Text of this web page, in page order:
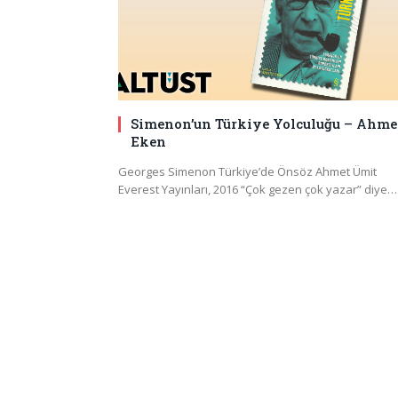
Simenon’un Türkiye Yolculuğu –
Eken
Georges Simenon Türkiye’de Önsöz Ahmet Ümit
Everest Yayınları, 2016 “Çok gezen çok yazar” diye…